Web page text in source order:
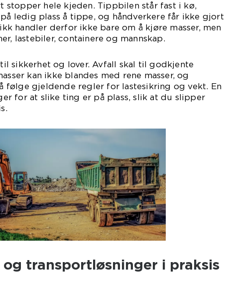
stopper hele kjeden. Tippbilen står fast i kø,
ledig plass å tippe, og håndverkere får ikke gjort
handler derfor ikke bare om å kjøre masser, men
lastebiler, containere og mannskap.
sikkerhet og lover. Avfall skal til godkjente
kan ikke blandes med rene masser, og
følge gjeldende regler for lastesikring og vekt. En
for at slike ting er på plass, slik at du slipper
og transportløsninger i praksis